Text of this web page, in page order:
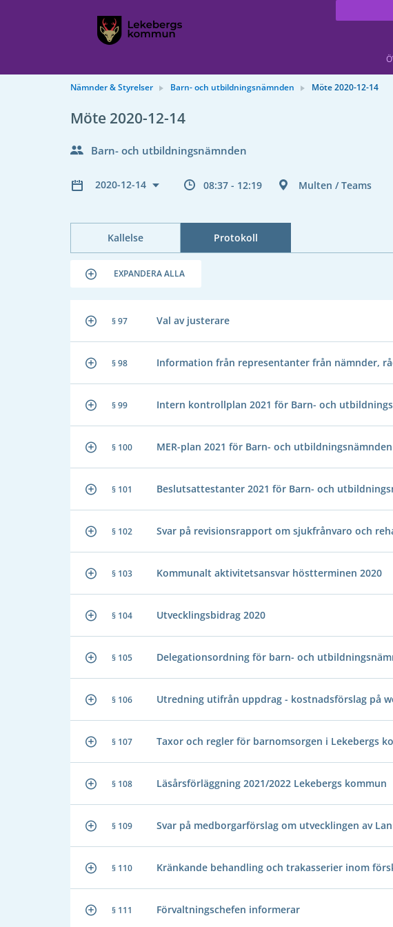
Nämnder & Styrelser Barn- och utbildningsnämnden Möte 2020-12-14
Möte 2020-12-14
Barn- och utbildningsnämnden
2020-12-14 08:37 - 12:19 Multen / Teams
Kallelse Protokoll
EXPANDERA ALLA
§ 97 Val av justerare
§ 98 Information från representanter från nämnder,
§ 99 Intern kontrollplan 2021 för Barn- och
§ 100 MER-plan 2021 för Barn- och
§ 101 Beslutsattestanter 2021 för Barn- och
§ 102 Svar på revisionsrapport om sjukfrånvaro och
§ 103 Kommunalt aktivitetsansvar höstterminen 2020
§ 104 Utvecklingsbidrag 2020
§ 105 Delegationsordning för barn- och
§ 106 Utredning utifrån uppdrag - kostnadsförslag på
§ 107 Taxor och regler för barnomsorgen i Lekebergs
§ 108 Läsårsförläggning 2021/2022 Lekebergs kommun
§ 109 Svar på medborgarförslag om utvecklingen av
§ 110 Kränkande behandling och trakasserier inom
§ 111 Förvaltningschefen informerar